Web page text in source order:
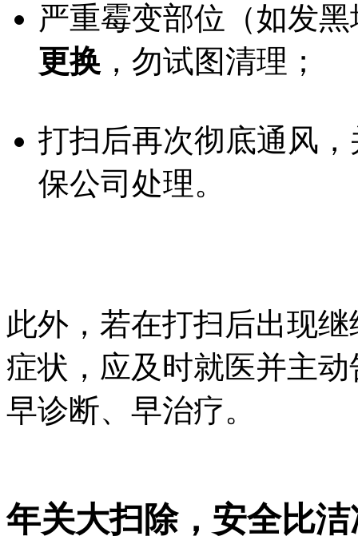
严重霉变部位（如发
更换 ，勿试图清理；
打扫后再次彻底通风
保公司处理。
此外，若在打扫后出现
症状，应及时就医并主
早诊断、早治疗。
年关大扫除，安全比